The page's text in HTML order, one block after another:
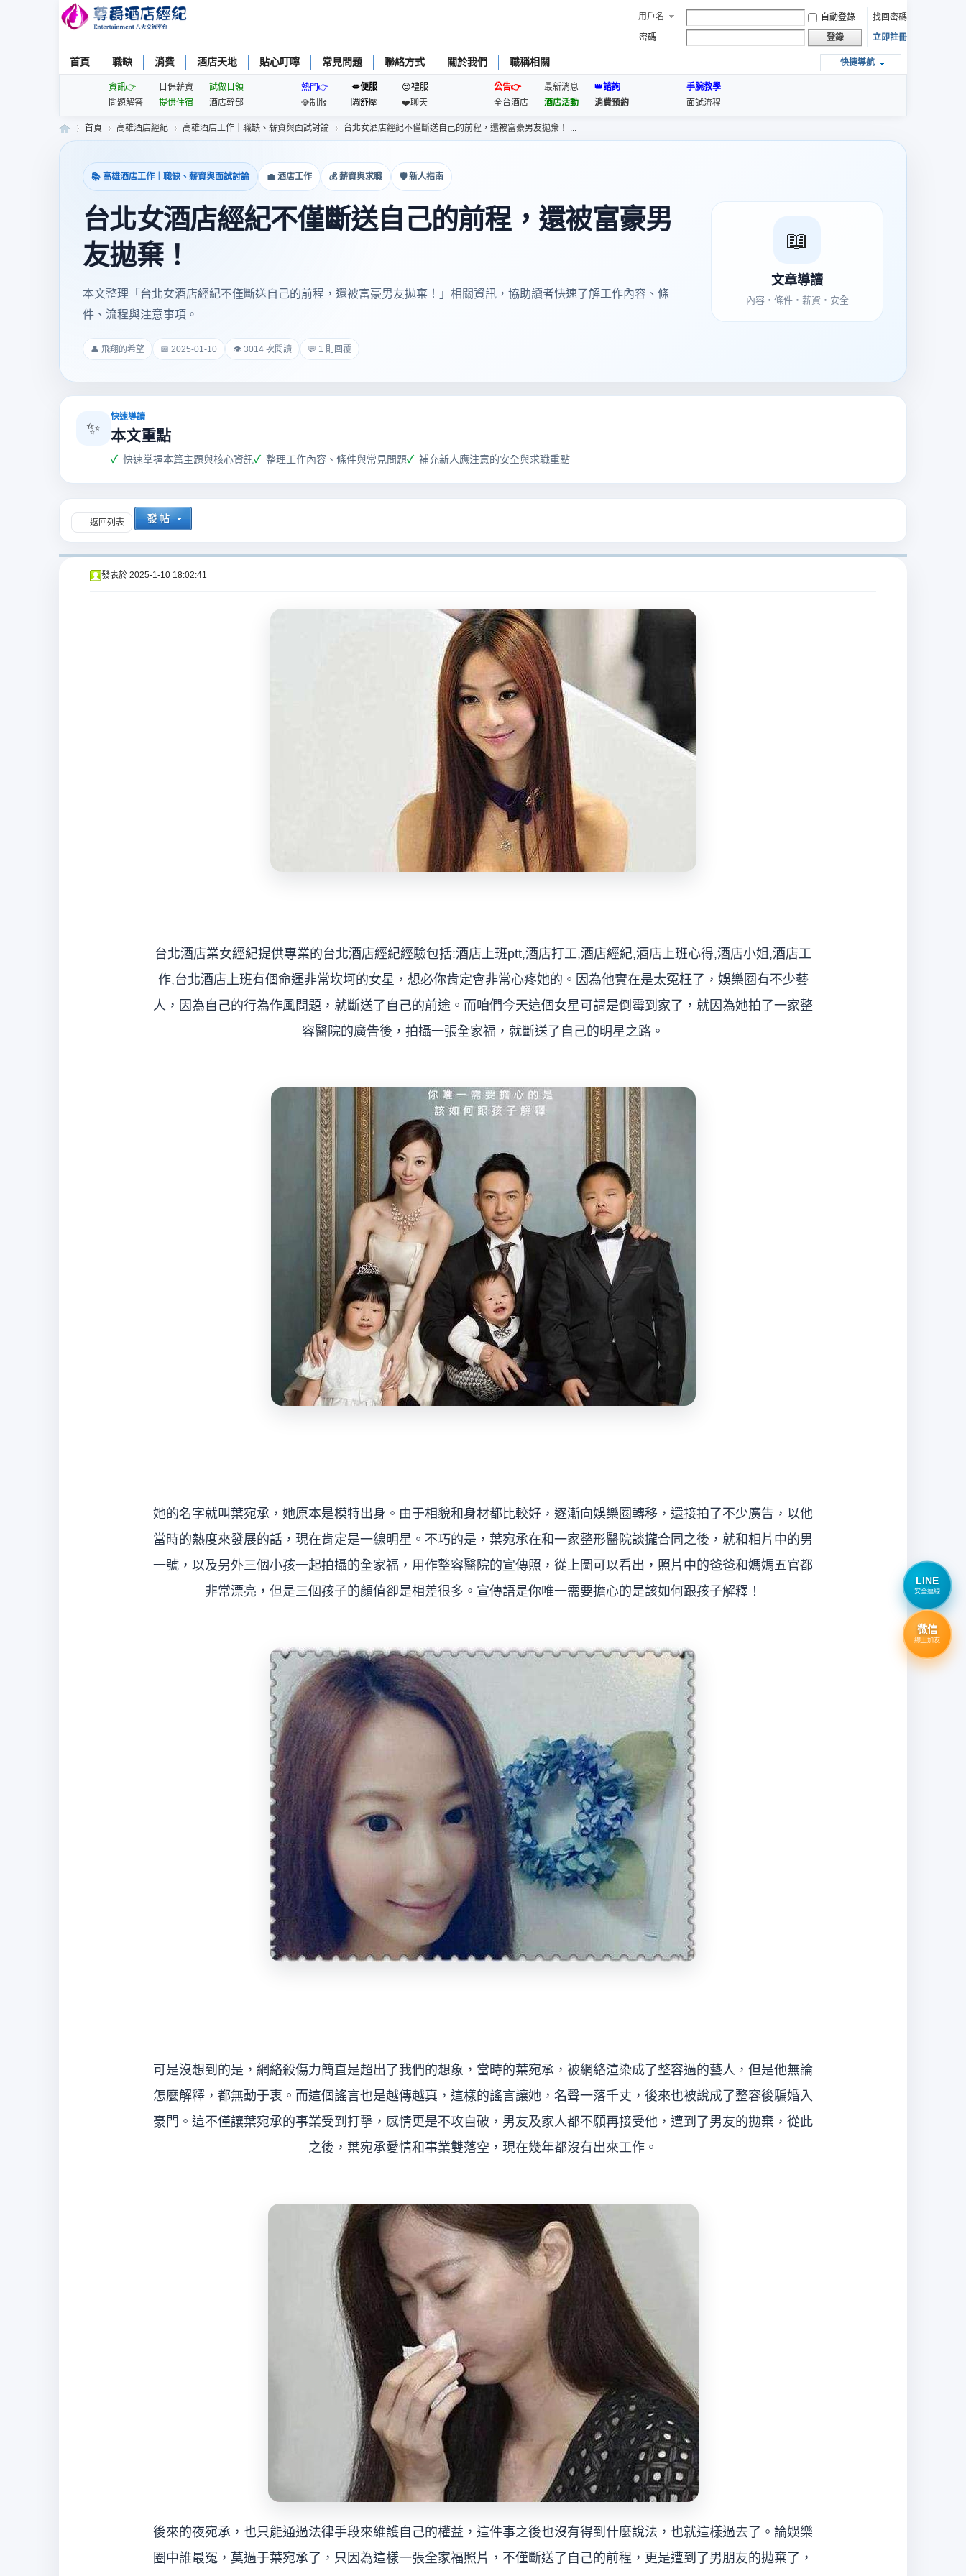
用戶名 自動登錄
找回密碼
密碼
登錄 立即註冊
快捷導航
首頁 職缺 消費 酒店天地 貼心叮嚀 常見問題 聯絡方式 關於我們 職稱相關
資訊👉 日保薪資
試做日領
問題解答
提供住宿 酒店幹部
熱門👉 💋便服
😍禮服
💎制服
🈵️舒壓 ❤️聊天
公告👉 最新消息
👑諮詢
全台酒店
酒店活動 消費預約
手腕教學
面試流程
酒
首頁
›
高雄酒店經紀
›
高雄酒店工作｜職缺、薪資與面試討論
›
台北女酒店經紀不僅斷送自己的前程，還被富豪男友拋棄！ ...
📚 高雄酒店工作｜職缺、薪資與面試討論 💼 酒店工作 💰 薪資與求職 🛡 新人指南
台北女酒店經紀不僅斷送自己的前程，還被富豪男
友拋棄！
本文整理「台北女酒店經紀不僅斷送自己的前程，還被富豪男友拋棄！」相關資訊，協助讀者快速了解工作內容、條
件、流程與注意事項。
👤 飛翔的希望 📅 2025-01-10 👁 3014 次閱讀 💬 1 則回覆
📖
文章導讀
內容・條件・薪資・安全
✨
快速導讀
本文重點
快速掌握本篇主題與核心資訊 整理工作內容、條件與常見問題 補充新人應注意的安全與求職重點
返回列表
發表於 2025-1-10 18:02:41
台北酒店業女經紀提供專業的台北酒店經紀經驗包括:酒店上班ptt,酒店打工,酒店經紀,酒店上班心得,酒店小姐,酒店工
作,台北酒店上班有個命運非常坎坷的女星，想必你肯定會非常心疼她的。因為他實在是太冤枉了，娛樂圈有不少藝
人，因為自己的行為作風問題，就斷送了自己的前途。而咱們今天這個女星可謂是倒霉到家了，就因為她拍了一家整
容醫院的廣告後，拍攝一張全家福，就斷送了自己的明星之路。
她的名字就叫葉宛承，她原本是模特出身。由于相貌和身材都比較好，逐漸向娛樂圈轉移，還接拍了不少廣告，以他
當時的熱度來發展的話，現在肯定是一線明星。不巧的是，葉宛承在和一家整形醫院談攏合同之後，就和相片中的男
一號，以及另外三個小孩一起拍攝的全家福，用作整容醫院的宣傳照，從上圖可以看出，照片中的爸爸和媽媽五官都
非常漂亮，但是三個孩子的顏值卻是相差很多。宣傳語是你唯一需要擔心的是該如何跟孩子解釋！
可是沒想到的是，網絡殺傷力簡直是超出了我們的想象，當時的葉宛承，被網絡渲染成了整容過的藝人，但是他無論
怎麼解釋，都無動于衷。而這個謠言也是越傳越真，這樣的謠言讓她，名聲一落千丈，後來也被說成了整容後騙婚入
豪門。這不僅讓葉宛承的事業受到打擊，感情更是不攻自破，男友及家人都不願再接受他，遭到了男友的拋棄，從此
之後，葉宛承愛情和事業雙落空，現在幾年都沒有出來工作。
後來的夜宛承，也只能通過法律手段來維護自己的權益，這件事之後也沒有得到什麼說法，也就這樣過去了。論娛樂
圈中誰最冤，莫過于葉宛承了，只因為這樣一張全家福照片，不僅斷送了自己的前程，更是遭到了男朋友的拋棄了，
LINE
安全連線
微信
線上加友